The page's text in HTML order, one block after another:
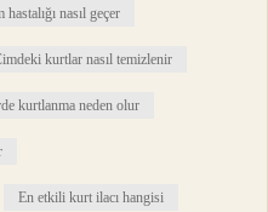
hastalığı nasıl geçer
kurtlar nasıl temizlenir
kurtlanma neden olur
En etkili kurt ilacı hangisi